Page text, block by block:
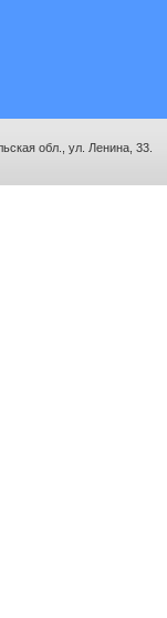
обл., ул. Ленина, 33.